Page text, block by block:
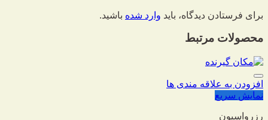
برای فرستادن دیدگاه، باید وارد شده باشید.
محصولات مرتبط
افزودن به علاقه مندی ها
نمایش سریع
رزرواسیون